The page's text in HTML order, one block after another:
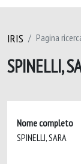
IRIS Pagina
SPINELLI,
Nome completo
SPINELLI, SARA